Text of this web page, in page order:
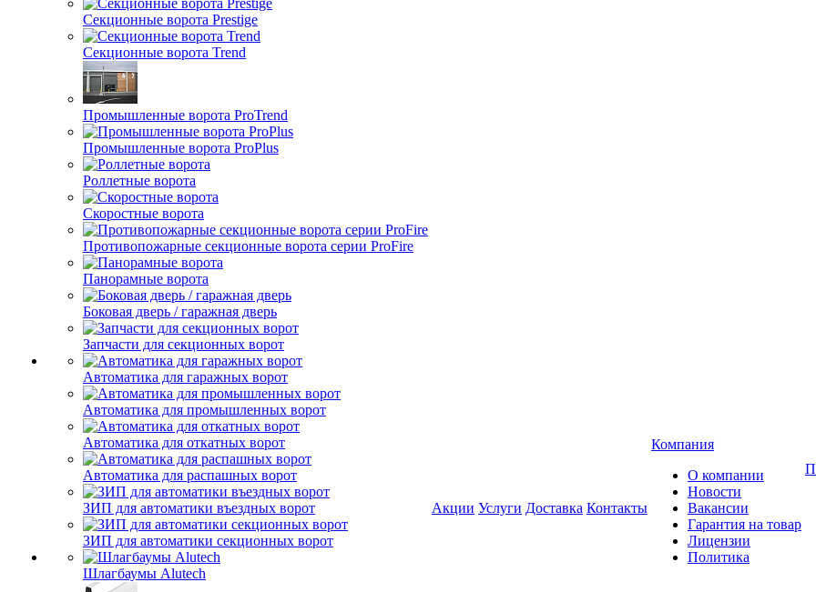
Секционные ворота Prestige
Секционные ворота Trend
Промышленные ворота ProTrend
Промышленные ворота ProPlus
Роллетные ворота
Скоростные ворота
Противопожарные секционные ворота серии ProFire
Панорамные ворота
Боковая дверь / гаражная дверь
Запчасти для секционных ворот
Автоматика для гаражных ворот
Автоматика для промышленных ворот
Автоматика для откатных ворот
Автоматика для распашных ворот
ЗИП для автоматики въездных ворот
ЗИП для автоматики секционных ворот
Шлагбаумы Alutech
Акции Услуги Доставка Контакты
Компания
О компании
Новости
Вакансии
Гарантия на товар
Лицензии
Политика